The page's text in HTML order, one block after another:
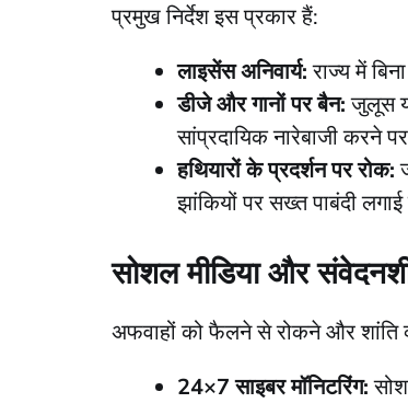
प्रमुख निर्देश इस प्रकार हैं:
लाइसेंस अनिवार्य:राज्य में
डीजे और गानों पर बैन:जुलूस
सांप्रदायिक नारेबाजी करने
हथियारों के प्रदर्शन पर रोक:
झांकियों पर सख्त पाबंदी
सोशल मीडिया और
​अफवाहों को फैलने से रोकने और शांति
24×7 साइबर मॉनिटरिंग: